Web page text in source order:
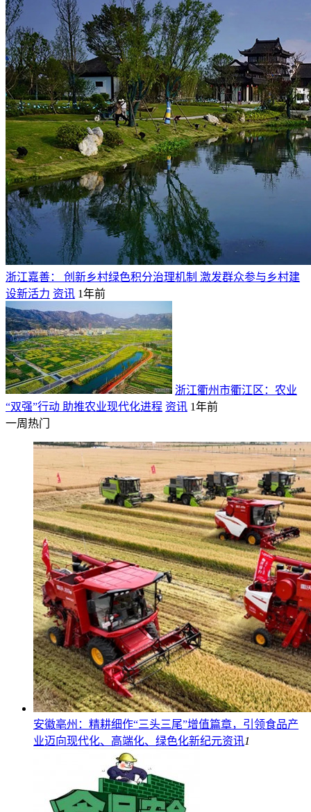
浙江嘉善： 创新乡村绿色积分治理机制 激发群众参与乡村建
设新活力 资讯 1年前
浙江衢州市衢江区：农业
“双强”行动 助推农业现代化进程 资讯 1年前
一周热门
安徽亳州：精耕细作“三头三尾”增值篇章，引领食品产
业迈向现代化、高端化、绿色化新纪元资讯1